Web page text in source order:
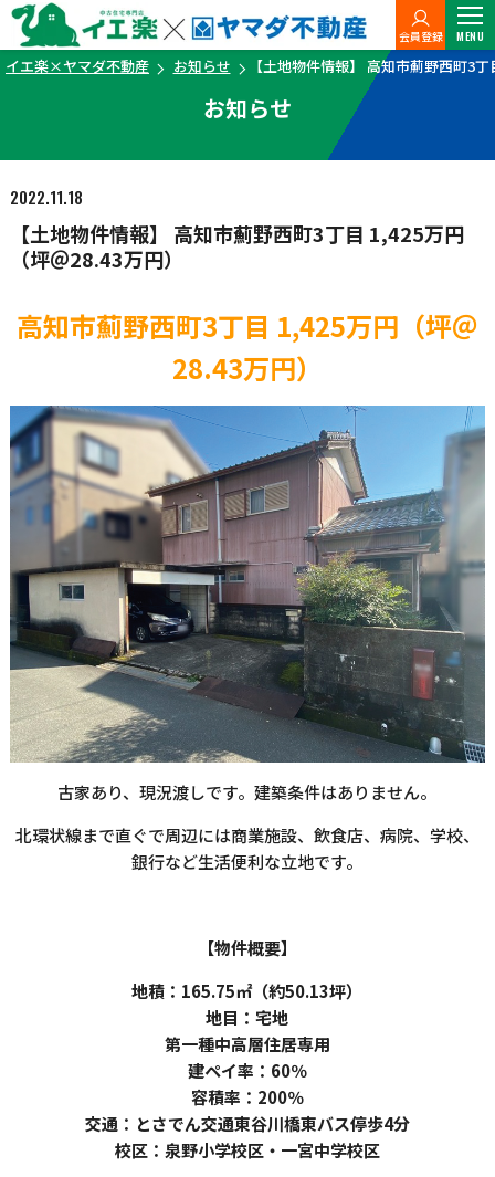
会員登録 MENU
イエ楽×ヤマダ不動産 お知らせ 【土地物件情報】 高知市薊野西町3
お知らせ
2022.11.18
【土地物件情報】 高知市薊野西町3丁目 1,425万円
（坪＠28.43万円）
高知市薊野西町3丁目 1,425万円（坪＠
28.43万円）
古家あり、現況渡しです。建築条件はありません。
北環状線まで直ぐで周辺には商業施設、飲食店、病院、学校、
銀行など生活便利な立地です。
【物件概要】
地積：165.75㎡（約50.13坪）
地目：宅地
第一種中高層住居専用
建ペイ率：60％
容積率：200％
交通：とさでん交通東谷川橋東バス停歩4分
校区：泉野小学校区・一宮中学校区